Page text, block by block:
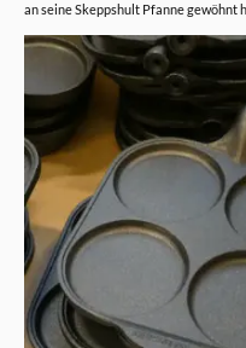
an seine Skeppshult Pfanne gewöhnt